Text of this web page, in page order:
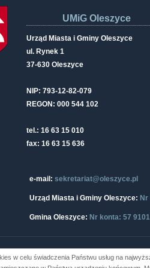
UMiG Oleszyce
Urząd Miasta i Gminy Oleszyce
ul. Rynek 1
37-630 Oleszyce
NIP: 793-12-82-079
REGON: 000 544 102
tel.: 16 63 15 010
fax: 16 63 15 636
e-mail: sekretariat@oleszyce.pl
Urząd Miasta i Gminy Oleszyce:
Gmina Oleszyce: Nr konta: 57
Oleszyce
w celu świadczenia Państwu usług na